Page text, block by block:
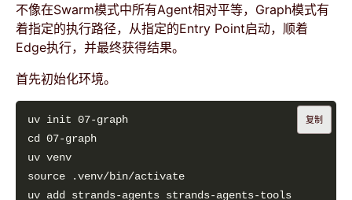
不像在Swarm模式中所有Agent相对平等，Graph模式有
着指定的执行路径，从指定的Entry Point启动，顺着
Edge执行，并最终获得结果。
首先初始化环境。
复制